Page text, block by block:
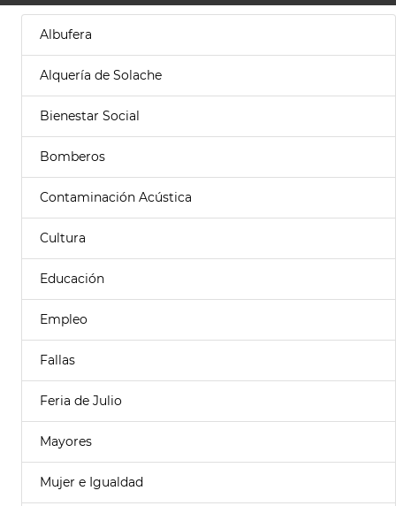
Albufera
Alquería de Solache
Bienestar Social
Bomberos
Contaminación Acústica
Cultura
Educación
Empleo
Fallas
Feria de Julio
Mayores
Mujer e Igualdad